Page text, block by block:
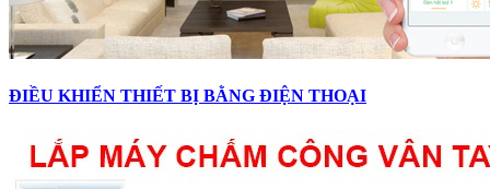
ĐIỀU KHIỂN THIẾT BỊ BẰNG ĐIỆN THOẠI